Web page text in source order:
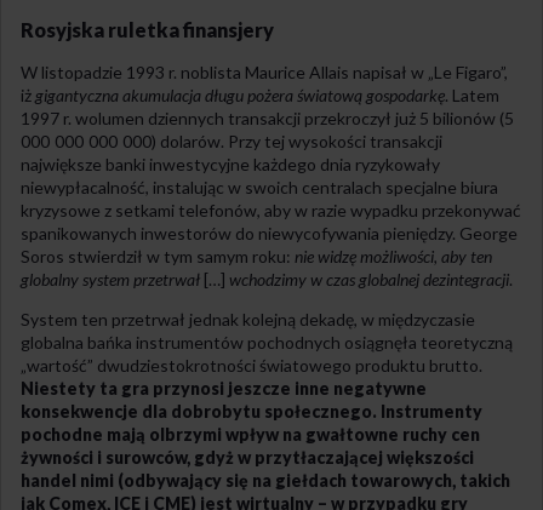
Rosyjska ruletka finansjery
W listopadzie 1993 r. noblista Maurice Allais napisał w „Le Figaro”,
iżgigantyczna akumulacja długu pożera światową gospodarkę. Latem
1997 r. wolumen dziennych transakcji przekroczył już 5 bilionów (5
000 000 000 000) dolarów. Przy tej wysokości transakcji
największe banki inwestycyjne każdego dnia ryzykowały
niewypłacalność, instalując w swoich centralach specjalne biura
kryzysowe z setkami telefonów, aby w razie wypadku przekonywać
spanikowanych inwestorów do niewycofywania pieniędzy. George
Soros stwierdził w tym samym roku: nie widzę możliwości, aby ten
globalny system przetrwał […] wchodzimy w czas globalnej dezintegracji.
System ten przetrwał jednak kolejną dekadę, w międzyczasie
globalna bańka instrumentów pochodnych osiągnęła teoretyczną
„wartość” dwudziestokrotności światowego produktu brutto.
Niestety ta gra przynosi jeszcze inne negatywne
konsekwencje dla dobrobytu społecznego. Instrumenty
pochodne mają olbrzymi wpływ na gwałtowne ruchy cen
żywności i surowców, gdyż w przytłaczającej większości
handel nimi (odbywający się na giełdach towarowych, takich
jak Comex, ICE i CME) jest wirtualny – w przypadku gry